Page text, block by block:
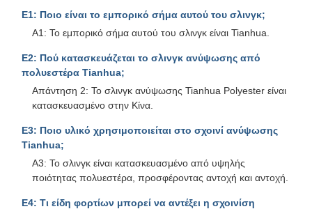
Ε1: Ποιο είναι το εμπορικό σήμα αυτού του σλινγκ;
Α1: Το εμπορικό σήμα αυτού του σλινγκ είναι Tianhua.
Ε2: Πού κατασκευάζεται το σλινγκ ανύψωσης από
πολυεστέρα Tianhua;
Απάντηση 2: Το σλινγκ ανύψωσης Tianhua Polyester είναι
κατασκευασμένο στην Κίνα.
Ε3: Ποιο υλικό χρησιμοποιείται στο σχοινί ανύψωσης
Tianhua;
Α3: Το σλινγκ είναι κατασκευασμένο από υψηλής
ποιότητας πολυεστέρα, προσφέροντας αντοχή και αντοχή.
Ε4: Τι είδη φορτίων μπορεί να αντέξει η σχοινίση